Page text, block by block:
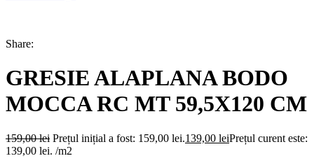
Share:
GRESIE ALAPLANA BODO
MOCCA RC MT 59,5X120 CM
159,00lei Prețul inițial a fost: 159,00 lei.139,00 leiPrețul curent este:
139,00 lei. /m2